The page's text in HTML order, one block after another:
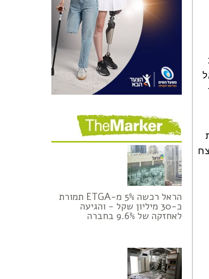
הראל רכשה 5% מ-ETGA תמורת
כ-30 מיליון שקל - והגיעה
לאחזקה של 9.6% בחברה